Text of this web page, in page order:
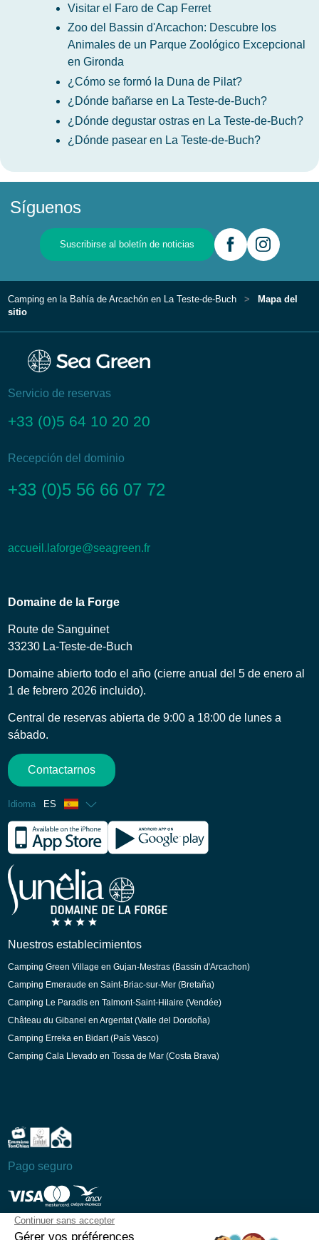
Visitar el Faro de Cap Ferret
Zoo del Bassin d'Arcachon: Descubre los
Animales de un Parque Zoológico Excepcional
en Gironda
¿Cómo se formó la Duna de Pilat?
¿Dónde bañarse en La Teste-de-Buch?
¿Dónde degustar ostras en La Teste-de-Buch?
¿Dónde pasear en La Teste-de-Buch?
Síguenos
Suscribirse al boletín de noticias
Camping en la Bahía de Arcachón en La Teste-de-Buch
Mapa del
sitio
Servicio de reservas
+33 (0)5 64 10 20 20
Recepción del dominio
+33 (0)5 56 66 07 72
accueil.laforge@seagreen.fr
Domaine de la Forge
Route de Sanguinet
33230 La-Teste-de-Buch
Domaine abierto todo el año (cierre anual del 5 de enero al
1 de febrero 2026 incluido).
Central de reservas abierta de 9:00 a 18:00 de lunes a
sábado.
Contactarnos
Idioma ES
Francés
Inglés
Alemán
Holandés
Nuestros establecimientos
Camping Green Village en Gujan-Mestras (Bassin d'Arcachon)
Camping Emeraude en Saint-Briac-sur-Mer (Bretaña)
Camping Le Paradis en Talmont-Saint-Hilaire (Vendée)
Château du Gibanel en Argentat (Valle del Dordoña)
Camping Erreka en Bidart (País Vasco)
Camping Cala Llevado en Tossa de Mar (Costa Brava)
Pago seguro